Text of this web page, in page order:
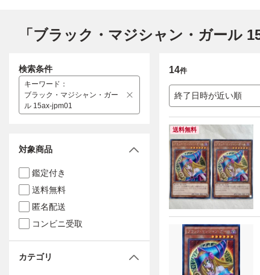
14件
終了日時が近い順
送料無料
検索条件
キーワード ：
ブラック・マジシャン・ガー
ル 15ax-jpm01
対象商品
鑑定付き
送料無料
匿名配送
コンビニ受取
カテゴリ